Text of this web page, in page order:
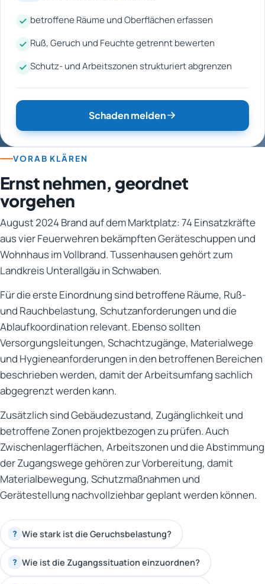
betroffene Räume und Oberflächen erfassen
Ruß, Geruch und Feuchte getrennt bewerten
Schutz- und Arbeitszonen strukturiert abgrenzen
Schaden melden
VORAB KLÄREN
Ernst nehmen, geordnet
vorgehen
August 2024 Brand auf dem Marktplatz: 74 Einsatzkräfte
aus vier Feuerwehren bekämpften Geräteschuppen und
Wohnhaus im Vollbrand. Tussenhausen gehört zum
Landkreis Unterallgäu in Schwaben.
Für die erste Einordnung sind betroffene Räume, Ruß-
und Rauchbelastung, Schutzanforderungen und die
Ablaufkoordination relevant. Ebenso sollten
Versorgungsleitungen, Schachtzugänge, Materialwege
und Hygieneanforderungen in den betroffenen Bereichen
beschrieben werden, damit der Arbeitsumfang sachlich
abgegrenzt werden kann.
Zusätzlich sind Gebäudezustand, Zugänglichkeit und
betroffene Zonen projektbezogen zu prüfen. Auch
Zwischenlagerflächen, Arbeitszonen und die Abstimmung
der Zugangswege gehören zur Vorbereitung, damit
Materialbewegung, Schutzmaßnahmen und
Gerätestellung nachvollziehbar geplant werden können.
? Wie stark ist die Geruchsbelastung?
? Wie ist die Zugangssituation einzuordnen?